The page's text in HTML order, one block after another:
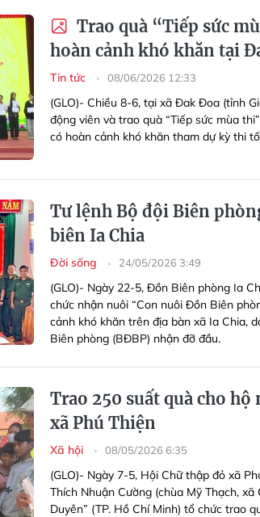
Trao quà “Tiếp sức
hoàn cảnh khó khăn tại
Tin tức 08/06/2026 12:33
(GLO)- Chiều 8-6, tại xã Đak Đoa (tỉnh
động viên và trao quà “Tiếp sức mùa
có hoàn cảnh khó khăn tham dự kỳ thi
Tư lệnh Bộ đội Biên
biên Ia Chia
Đời sống 24/05/2026 3:49
(GLO)- Ngày 22-5, Đồn Biên phòng Ia
chức nhận nuôi “Con nuôi Đồn Biên
cảnh khó khăn trên địa bàn xã Ia Chia,
Biên phòng (BĐBP) nhận đỡ đầu.
Trao 250 suất quà cho
xã Phú Thiện
Xã hội 08/05/2026 6:35
(GLO)- Ngày 7-5, Hội Chữ thập đỏ xã
Thích Nhuận Cường (chùa Mỹ Thạch,
Duyên” (TP. Hồ Chí Minh) tổ chức trao